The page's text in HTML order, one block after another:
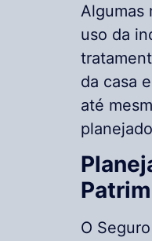
Algumas
uso da
da casa
até
O